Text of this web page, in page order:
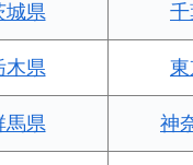
城県
木県
馬県 神